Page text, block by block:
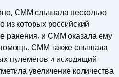
СММ слышала несколько
из которых российский
ранения, и СММ оказала ему
СММ также слышала
пулеметов и исходящий
увеличение количества